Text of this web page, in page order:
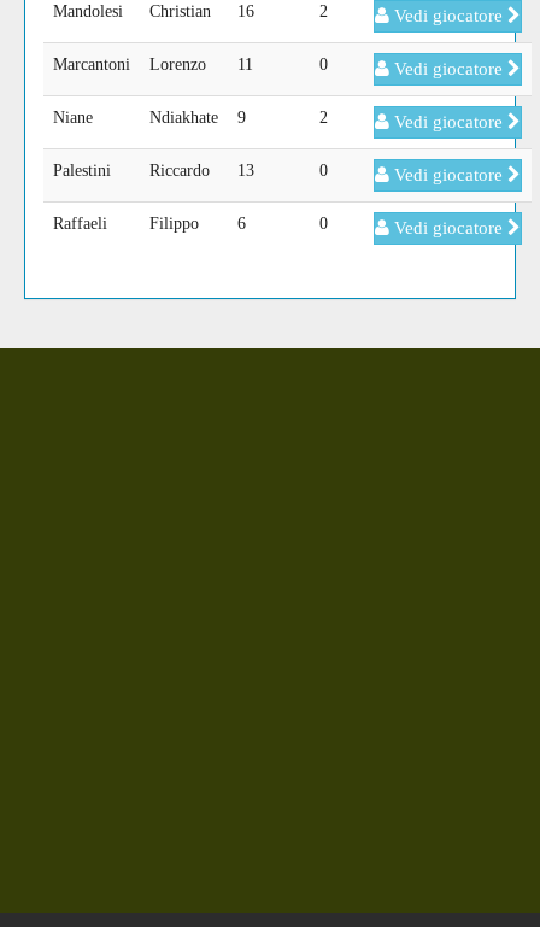
Mandolesi Christian 16 2 Vedi giocatore
Marcantoni Lorenzo 11 0 Vedi giocatore
Niane Ndiakhate 9 2 Vedi giocatore
Palestini Riccardo 13 0 Vedi giocatore
Raffaeli Filippo 6 0 Vedi giocatore